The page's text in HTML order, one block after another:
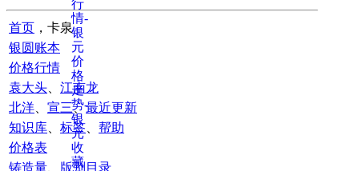
首页 ，卡泉
银圆账本
价格行情
袁大头
江南龙
北洋
宣三、最近更新
知识库
标签
帮助
价格表
铸造量
版别目录